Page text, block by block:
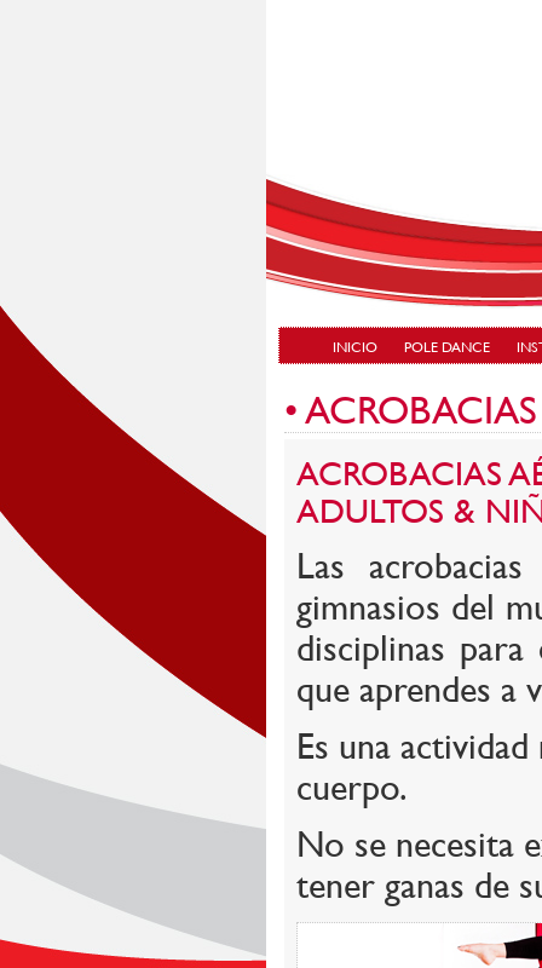
INICIO POLE DANCE
• ACROBACIAS
ACROBACIAS
ADULTOS &
Las
gimnasios del
disciplinas
que aprendes a
Es una
cuerpo.
No se necesita
tener ganas de